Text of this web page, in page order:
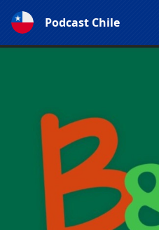
Podcast Chile